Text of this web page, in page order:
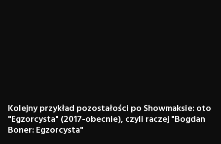
Kolejny przykład pozostałości po Showmaksie: oto
"Egzorcysta" (2017-obecnie), czyli raczej "Bogdan
Boner: Egzorcysta"